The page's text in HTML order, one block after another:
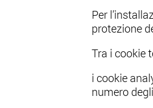
Per
protezione
Tra i cookie
i cookie
numero